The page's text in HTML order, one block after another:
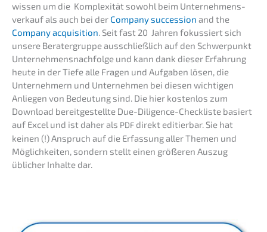
wissen um die Komple­xi­tät sowohl beim Unter­nehmens­
verkauf als auch bei der Compa­ny succes­si­on and the
Compa­ny acqui­si­ti­on. Seit fast 20 Jahren fokus­siert sich
unsere Berater­grup­pe ausschließ­lich auf den Schwer­punkt
Unternehmens­nachfolge und kann dank dieser Erfah­rung
heute in der Tiefe alle Fragen und Aufga­ben lösen, die
Unter­neh­mern und Unter­neh­men bei diesen wichti­gen
Anlie­gen von Bedeu­tung sind. Die hier kosten­los zum
Download bereit­ge­stell­te Due-Diligence-Check­lis­te basiert
auf Excel und ist daher als PDF direkt editier­bar. Sie hat
keinen (!) Anspruch auf die Erfas­sung aller Themen und
Möglich­kei­ten, sondern stellt einen größe­ren Auszug
üblicher Inhal­te dar.